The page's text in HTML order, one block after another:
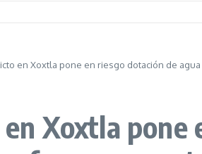
en Xoxtla pone en riesgo dotación de
Xoxtla pone